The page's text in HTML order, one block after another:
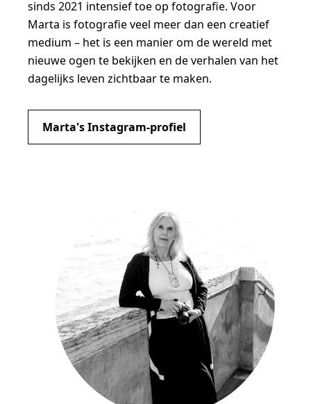
sinds 2021 intensief toe op fotografie. Voor
Marta is fotografie veel meer dan een creatief
medium – het is een manier om de wereld met
nieuwe ogen te bekijken en de verhalen van het
dagelijks leven zichtbaar te maken.
Marta's Instagram-profiel